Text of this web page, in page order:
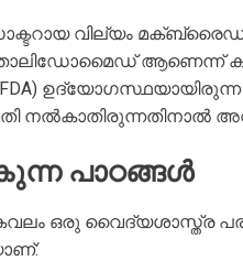
വില്യം
ആണെന്ന്
നൽകാതിരുന്നതിനാൽ
പാഠങ്ങൾ
ഒരു വൈദ്യശാസ്ത്ര